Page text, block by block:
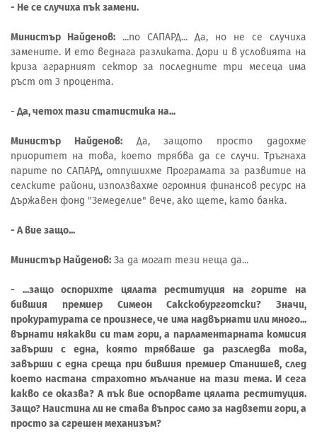
- Не се случиха пък замени.
Министър Найденов: ...по САПАРД... Да, но не се случиха
замените. И ето веднага разликата. Дори и в условията на
криза аграрният сектор за последните три месеца има
ръст от 3 процента.
-Да, четох тази статистика на...
Министър Найденов:Да, защото просто дадохме
приоритет на това, което трябва да се случи. Тръгнаха
парите по САПАРД, отпушихме Програмата за развитие на
селските райони, използвахме огромния финансов ресурс на
Държавен фонд "Земеделие" вече, ако щете, като банка.
- А вие защо...
Министър Найденов: За да могат тези неща да...
- ...защо оспорихте цялата реституция на горите на
бившия премиер Симеон Сакскобургготски? Значи,
прокуратурата се произнесе, че има надвърнати или много...
върнати някакви си там гори, а парламентарната комисия
завърши с една, която трябваше да разследва това,
завърши с една среща при бившия премиер Станишев, след
което настана страхотно мълчание на тази тема. И сега
какво се оказва? А пък вие оспорвате цялата реституция.
Защо? Наистина ли не става въпрос само за надвзети гори, а
просто за сгрешен механизъм?